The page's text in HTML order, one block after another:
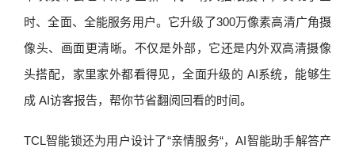
时、全面、全能服务用户。它升级了300万像素高清广角摄
像头、画面更清晰。不仅是外部，它还是内外双高清摄像
头搭配，家里家外都看得见，全面升级的 AI系统，能够生
成 AI访客报告，帮你节省翻阅回看的时间。
TCL智能锁还为用户设计了“亲情服务“，AI智能助手解答产